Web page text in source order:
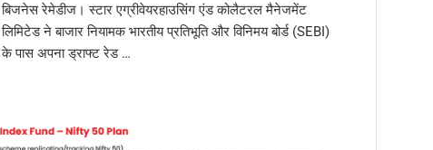
बिजनेस रेमेडीज। स्टार एग्रीवेयरहाउसिंग एंड कोलैटरल मैनेजमेंट
लिमिटेड ने बाजार नियामक भारतीय प्रतिभूति और विनिमय बोर्ड (SEBI)
के पास अपना ड्राफ्ट रेड …